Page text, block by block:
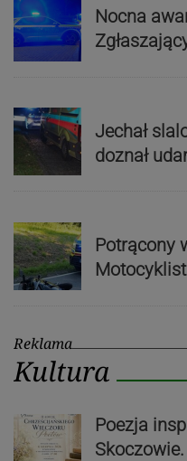
Nocna
Jechał
doznał
Potrącony
Reklama
Kultura
Poezja